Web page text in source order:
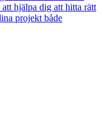
hjälpa dig att hitta rätt
projekt både